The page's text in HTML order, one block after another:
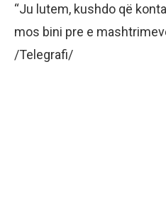
“Ju lutem, kushdo që
mos bini pre e
/Telegrafi/